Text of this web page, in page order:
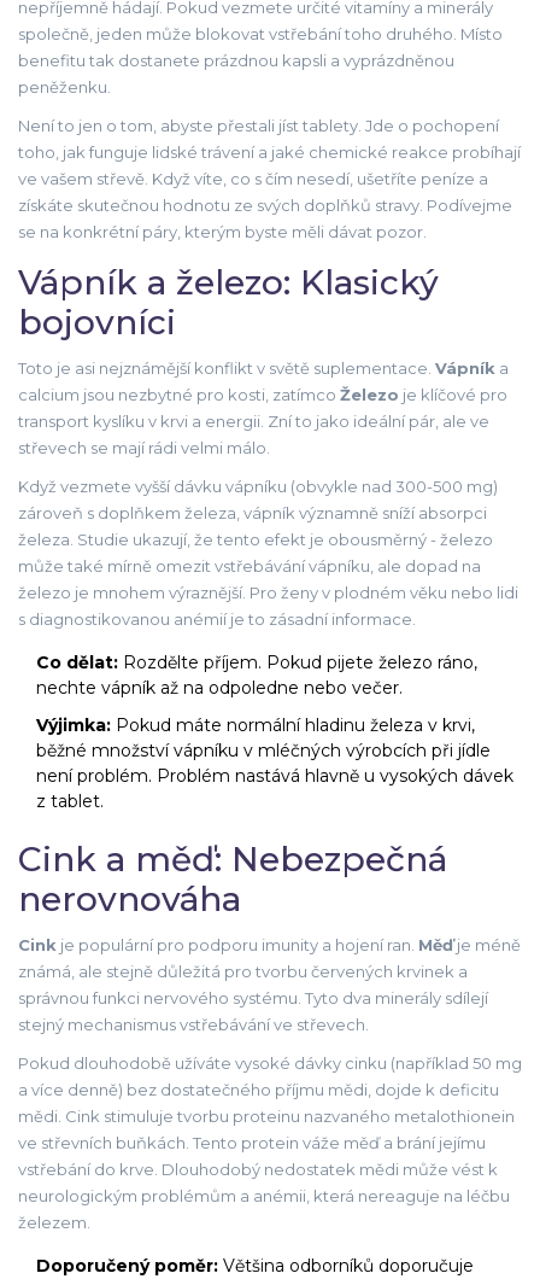
nepříjemně hádají. Pokud vezmete určité vitamíny a minerály
společně , jeden může blokovat vstřebání toho druhého. Místo
benefitu tak dostanete prázdnou kapsli a vyprázdněnou
peněženku.
Není to jen o tom, abyste přestali jíst tablety. Jde o pochopení
toho, jak funguje lidské trávení a jaké chemické reakce probíhají
ve vašem střevě. Když víte, co s čím nesedí, ušetříte peníze a
získáte skutečnou hodnotu ze svých doplňků stravy. Podívejme
se na konkrétní páry, kterým byste měli dávat pozor.
Vápník a železo: Klasický
bojovníci
Toto je asi nejznámější konflikt v světě suplementace. Vápník a
calcium jsou nezbytné pro kosti, zatímco Železo je klíčové pro
transport kyslíku v krvi a energii. Zní to jako ideální pár, ale ve
střevech se mají rádi velmi málo.
Když vezmete vyšší dávku vápníku (obvykle nad 300-500 mg)
zároveň s doplňkem železa, vápník významně sníží absorpci
železa. Studie ukazují, že tento efekt je obousměrný - železo
může také mírně omezit vstřebávání vápníku, ale dopad na
železo je mnohem výraznější. Pro ženy v plodném věku nebo lidi
s diagnostikovanou anémií je to zásadní informace.
Co dělat: Rozdělte příjem. Pokud pijete železo ráno,
nechte vápník až na odpoledne nebo večer.
Výjimka: Pokud máte normální hladinu železa v krvi,
běžné množství vápníku v mléčných výrobcích při jídle
není problém. Problém nastává hlavně u vysokých dávek
z tablet.
Cink a měď: Nebezpečná
nerovnováha
Cink je populární pro podporu imunity a hojení ran. Měďje méně
známá, ale stejně důležitá pro tvorbu červených krvinek a
správnou funkci nervového systému. Tyto dva minerály sdílejí
stejný mechanismus vstřebávání ve střevech.
Pokud dlouhodobě užíváte vysoké dávky cinku (například 50 mg
a více denně) bez dostatečného příjmu mědi, dojde k deficitu
mědi. Cink stimuluje tvorbu proteinu nazvaného metalothionein
ve střevních buňkách. Tento protein váže měď a brání jejímu
vstřebání do krve. Dlouhodobý nedostatek mědi může vést k
neurologickým problémům a anémii, která nereaguje na léčbu
železem.
Doporučený poměr: Většina odborníků doporučuje